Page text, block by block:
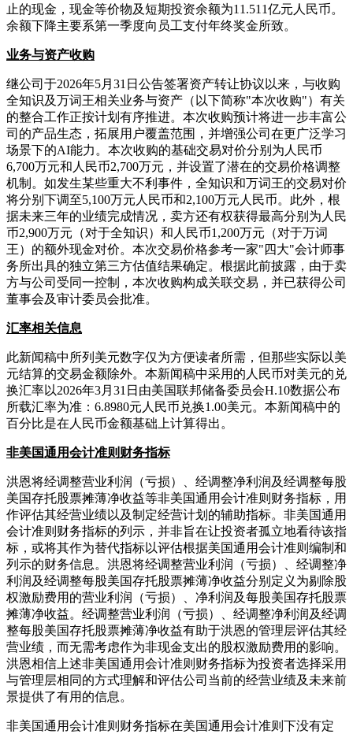
止的现金，现金等价物及短期投资余额为11.511亿元人民币。
余额下降主要系第一季度向员工支付年终奖金所致。
业务与资产收购
继公司于2026年5月31日公告签署资产转让协议以来，与收购
全知识及万词王相关业务与资产（以下简称"本次收购"）有关
的整合工作正按计划有序推进。本次收购预计将进一步丰富公
司的产品生态，拓展用户覆盖范围，并增强公司在更广泛学习
场景下的AI能力。本次收购的基础交易对价分别为人民币
6,700万元和人民币2,700万元，并设置了潜在的交易价格调整
机制。如发生某些重大不利事件，全知识和万词王的交易对价
将分别下调至5,100万元人民币和2,100万元人民币。此外，根
据未来三年的业绩完成情况，卖方还有权获得最高分别为人民
币2,900万元（对于全知识）和人民币1,200万元（对于万词
王）的额外现金对价。本次交易价格参考一家"四大"会计师事
务所出具的独立第三方估值结果确定。根据此前披露，由于卖
方与公司受同一控制，本次收购构成关联交易，并已获得公司
董事会及审计委员会批准。
汇率相关信息
此新闻稿中所列美元数字仅为方便读者所需，但那些实际以美
元结算的交易金额除外。本新闻稿中采用的人民币对美元的兑
换汇率以2026年3月31日由美国联邦储备委员会H.10数据公布
所载汇率为准：6.8980元人民币兑换1.00美元。本新闻稿中的
百分比是在人民币金额基础上计算得出。
非美国通用会计准则财务指标
洪恩将经调整营业利润（亏损）、经调整净利润及经调整每股
美国存托股票摊薄净收益等非美国通用会计准则财务指标，用
作评估其经营业绩以及制定经营计划的辅助指标。非美国通用
会计准则财务指标的列示，并非旨在让投资者孤立地看待该指
标，或将其作为替代指标以评估根据美国通用会计准则编制和
列示的财务信息。洪恩将经调整营业利润（亏损）、经调整净
利润及经调整每股美国存托股票摊薄净收益分别定义为剔除股
权激励费用的营业利润（亏损）、净利润及每股美国存托股票
摊薄净收益。经调整营业利润（亏损）、经调整净利润及经调
整每股美国存托股票摊薄净收益有助于洪恩的管理层评估其经
营业绩，而无需考虑作为非现金支出的股权激励费用的影响。
洪恩相信上述非美国通用会计准则财务指标为投资者选择采用
与管理层相同的方式理解和评估公司当前的经营业绩及未来前
景提供了有用的信息。
非美国通用会计准则财务指标在美国通用会计准则下没有定